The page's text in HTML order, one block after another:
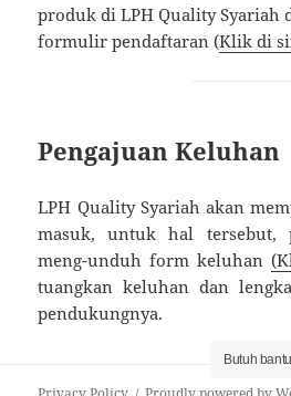
produk di LPH Quality Syariah
formulir pendaftaran (Klik di
Pengajuan Keluhan
LPH Quality Syariah akan
masuk, untuk hal tersebut,
meng-unduh form keluhan
tuangkan keluhan dan
pendukungnya.
Butuh